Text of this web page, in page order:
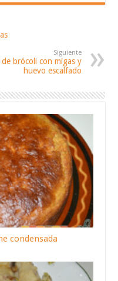
Siguiente
de brócoli con migas y
huevo escalfado
condensada